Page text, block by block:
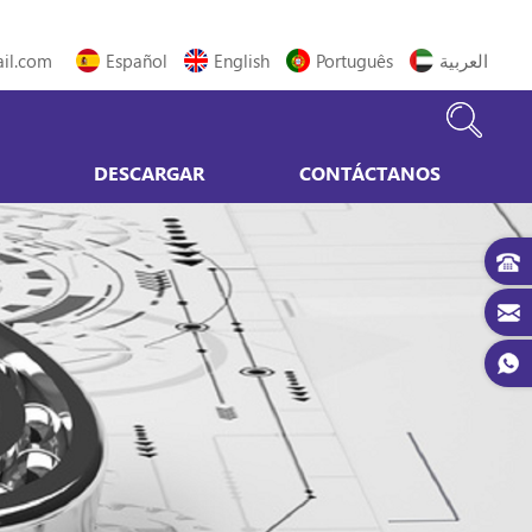
Español
English Português العربية
DESCARGAR CONTÁCTANOS